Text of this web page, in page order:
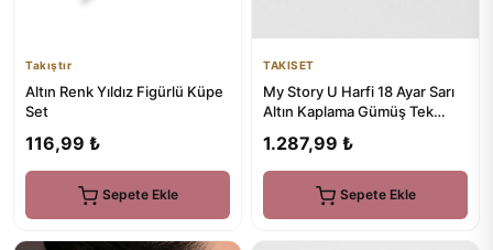
Takıştır
Altın Renk Yıldız Figürlü Küpe
Set
116,99 ₺
Sepete Ekle
TAKISET
My Story U Harfi 18 Ayar Sarı
Altın Kaplama Gümüş Tek
1.287,99 ₺
Sepete Ekle